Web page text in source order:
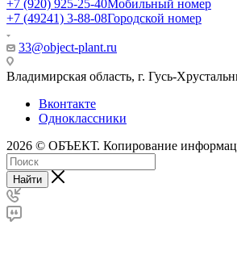
+7 (920) 925-25-40Мобильный номер
+7 (49241) 3-88-08Городской номер
33@object-plant.ru
Владимирская область, г. Гусь-
Вконтакте
Одноклассники
2026 © ОБЪЕКТ. Копирование
Найти